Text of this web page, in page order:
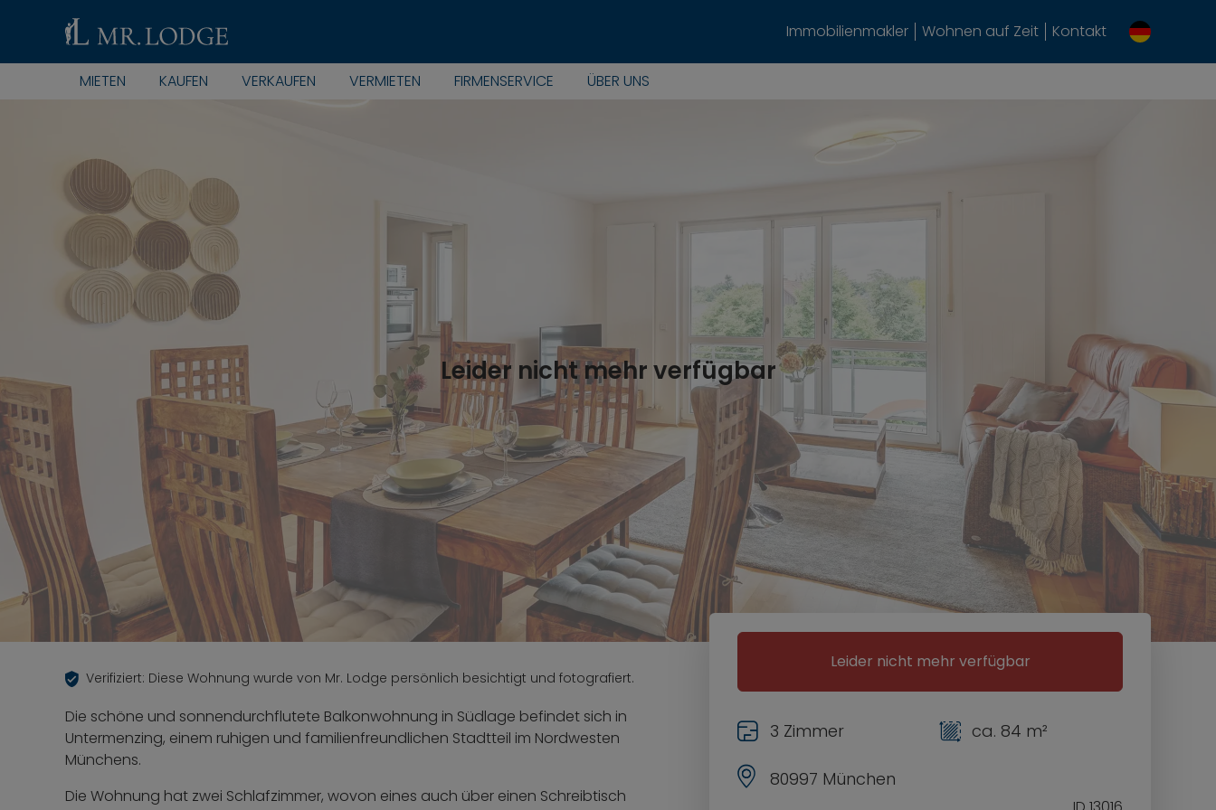
Immobilienmakler Wohnen auf Zeit Kontakt
MIETEN KAUFEN VERKAUFEN VERMIETEN FIRMENSERVICE ÜBER UNS
Leider nicht mehr verfügbar
Leider nicht mehr verfügbar
80997 München
3 Zimmer ca. 84 m²
Verifiziert: Diese Wohnung wurde von Mr. Lodge persönlich besichtigt und fotografiert.
Die schöne und sonnendurchflutete Balkonwohnung in Südlage befindet sich in
Untermenzing, einem ruhigen und familienfreundlichen Stadtteil im Nordwesten
Münchens.
Die Wohnung hat zwei Schlafzimmer, wovon eines auch über einen Schreibtisch